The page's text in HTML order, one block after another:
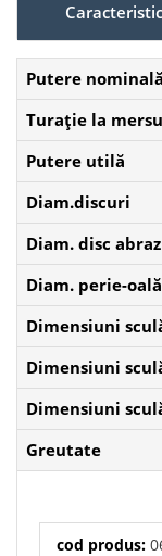
Putere nominală
Turaţie la
Putere utilă
Diam.discuri
Diam. disc
Diam. perie-oală
Dimensiuni
Dimensiuni
Dimensiuni
Greutate
cod produs: